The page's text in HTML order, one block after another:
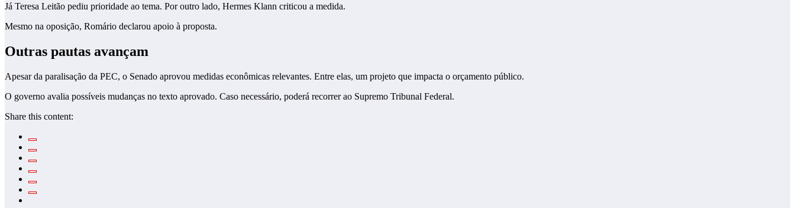
Já Teresa Leitão pediu prioridade ao tema. Por outro lado, Hermes Klann criticou a medida.
Mesmo na oposição, Romário declarou apoio à proposta.
Outras pautas avançam
Apesar da paralisação da PEC, o Senado aprovou medidas econômicas relevantes. Entre elas, um projeto que impacta o orçamento público.
O governo avalia possíveis mudanças no texto aprovado. Caso necessário, poderá recorrer ao Supremo Tribunal Federal.
Share this content: